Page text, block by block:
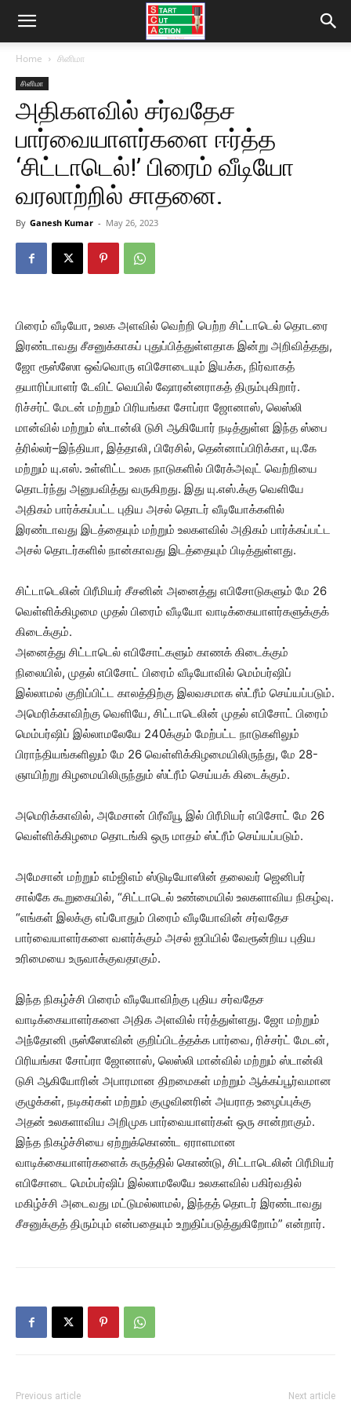
Home சினிமா
சினிமா
அதிகளவில் சர்வதேச
பார்வையாளர்களை ஈர்த்த
‘சிட்டாடெல்!’ பிரைம் வீடியோ
வரலாற்றில் சாதனை.
By Ganesh Kumar - May 26, 2023
பிரைம் வீடியோ, உலக அளவில் வெற்றி பெற்ற சிட்டாடெல் தொடரை
இரண்டாவது சீசனுக்காகப் புதுப்பித்துள்ளதாக இன்று அறிவித்தது,
ஜோ ரூஸ்ஸோ ஒவ்வொரு எபிசோடையும் இயக்க, நிர்வாகத்
தயாரிப்பாளர் டேவிட் வெயில் ஷோரன்னராகத் திரும்புகிறார்.
ரிச்சர்ட் மேடன் மற்றும் பிரியங்கா சோப்ரா ஜோனாஸ், லெஸ்லி
மான்வில் மற்றும் ஸ்டான்லி டுசி ஆகியோர் நடித்துள்ள இந்த ஸ்பை
த்ரில்லர்–இந்தியா, இத்தாலி, பிரேசில், தென்னாப்பிரிக்கா, யு.கே
மற்றும் யு.எஸ். உள்ளிட்ட உலக நாடுகளில் பிரேக்அவுட் வெற்றியை
தொடர்ந்து அனுபவித்து வருகிறது. இது யு.எஸ்.க்கு வெளியே
அதிகம் பார்க்கப்பட்ட புதிய அசல் தொடர் வீடியோக்களில்
இரண்டாவது இடத்தையும் மற்றும் உலகளவில் அதிகம் பார்க்கப்பட்ட
அசல் தொடர்களில் நான்காவது இடத்தையும் பிடித்துள்ளது.
சிட்டாடெலின் பிரீமியர் சீசனின் அனைத்து எபிசோடுகளும் மே 26
வெள்ளிக்கிழமை முதல் பிரைம் வீடியோ வாடிக்கையாளர்களுக்குக்
கிடைக்கும்.
அனைத்து சிட்டாடெல் எபிசோட்களும் காணக் கிடைக்கும்
நிலையில், முதல் எபிசோட் பிரைம் வீடியோவில் மெம்பர்ஷிப்
இல்லாமல் குறிப்பிட்ட காலத்திற்கு இலவசமாக ஸ்ட்ரீம் செய்யப்படும்.
அமெரிக்காவிற்கு வெளியே, சிட்டாடெலின் முதல் எபிசோட் பிரைம்
மெம்பர்ஷிப் இல்லாமலேயே 240க்கும் மேற்பட்ட நாடுகளிலும்
பிராந்தியங்களிலும் மே 26 வெள்ளிக்கிழமையிலிருந்து, மே 28-
ஞாயிற்று கிழமையிலிருந்தும் ஸ்ட்ரீம் செய்யக் கிடைக்கும்.
அமெரிக்காவில், அமேசான் பிரீவீயூ இல் பிரீமியர் எபிசோட் மே 26
வெள்ளிக்கிழமை தொடங்கி ஒரு மாதம் ஸ்ட்ரீம் செய்யப்படும்.
அமேசான் மற்றும் எம்ஜிஎம் ஸ்டுடியோஸின் தலைவர் ஜெனிபர்
சால்கே கூறுகையில், “சிட்டாடெல் உண்மையில் உலகளாவிய நிகழ்வு.
“எங்கள் இலக்கு எப்போதும் பிரைம் வீடியோவின் சர்வதேச
பார்வையாளர்களை வளர்க்கும் அசல் ஐபியில் வேரூன்றிய புதிய
உரிமையை உருவாக்குவதாகும்.
இந்த நிகழ்ச்சி பிரைம் வீடியோவிற்கு புதிய சர்வதேச
வாடிக்கையாளர்களை அதிக அளவில் ஈர்த்துள்ளது. ஜோ மற்றும்
அந்தோனி ருஸ்ஸோவின் குறிப்பிடத்தக்க பார்வை, ரிச்சர்ட் மேடன்,
பிரியங்கா சோப்ரா ஜோனாஸ், லெஸ்லி மான்வில் மற்றும் ஸ்டான்லி
டுசி ஆகியோரின் அபாரமான திறமைகள் மற்றும் ஆக்கப்பூர்வமான
குழுக்கள், நடிகர்கள் மற்றும் குழுவினரின் அயராத உழைப்புக்கு
அதன் உலகளாவிய அறிமுக பார்வையாளர்கள் ஒரு சான்றாகும்.
இந்த நிகழ்ச்சியை ஏற்றுக்கொண்ட ஏராளமான
வாடிக்கையாளர்களைக் கருத்தில் கொண்டு, சிட்டாடெலின் பிரீமியர்
எபிசோடை மெம்பர்ஷிப் இல்லாமலேயே உலகளவில் பகிர்வதில்
மகிழ்ச்சி அடைவது மட்டுமல்லாமல், இந்தத் தொடர் இரண்டாவது
சீசனுக்குத் திரும்பும் என்பதையும் உறுதிப்படுத்துகிறோம்” என்றார்.
Previous article Next article